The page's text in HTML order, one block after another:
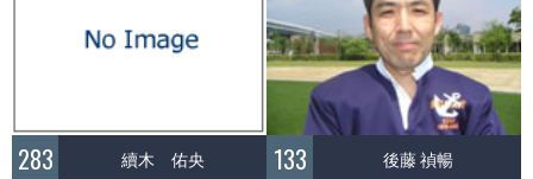
283 續木 佑央 133 後藤 禎暢